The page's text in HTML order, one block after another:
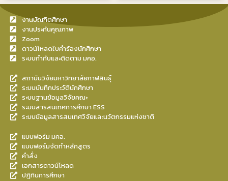
งานบัณฑิตศึกษา
งานประกันคุณภาพ
Zoom
ดาวน์โหลดใบคำร้องนักศึกษา
ระบบกำกับและติดตาม มคอ.
สถาบันวิจัยมหาวิทยาลัยกาฬสินธุ์
ระบบบันทึกประวัตินักศึกษา
ระบบฐานข้อมูลวิจัยคณะ
ระบบสารสนเทศการศึกษา ESS
ระบบข้อมูลสารสนเทศวิจัยและนวัตกรรมแห่งชาติ
แบบฟอร์ม มคอ.
แบบฟอร์มจัดทำหลักสูตร
คำสั่ง
เอกสารดาวน์โหลด
ปฎิทินการศึกษา